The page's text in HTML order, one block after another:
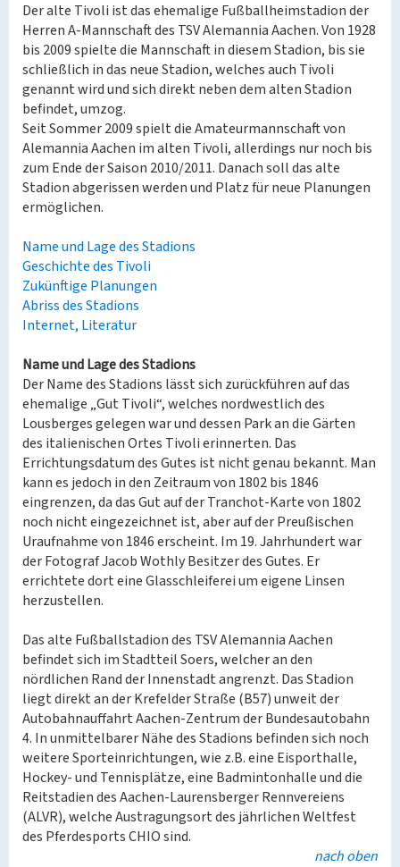
Der alte Tivoli ist das ehemalige Fußballheimstadion der
Herren A-Mannschaft des TSV Alemannia Aachen. Von 1928
bis 2009 spielte die Mannschaft in diesem Stadion, bis sie
schließlich in das neue Stadion, welches auch Tivoli
genannt wird und sich direkt neben dem alten Stadion
befindet, umzog.
Seit Sommer 2009 spielt die Amateurmannschaft von
Alemannia Aachen im alten Tivoli, allerdings nur noch bis
zum Ende der Saison 2010/2011. Danach soll das alte
Stadion abgerissen werden und Platz für neue Planungen
ermöglichen.
Name und Lage des Stadions
Geschichte des Tivoli
Zukünftige Planungen
Abriss des Stadions
Internet, Literatur
Name und Lage des Stadions
Der Name des Stadions lässt sich zurückführen auf das
ehemalige „Gut Tivoli“, welches nordwestlich des
Lousberges gelegen war und dessen Park an die Gärten
des italienischen Ortes Tivoli erinnerten. Das
Errichtungsdatum des Gutes ist nicht genau bekannt. Man
kann es jedoch in den Zeitraum von 1802 bis 1846
eingrenzen, da das Gut auf der Tranchot-Karte von 1802
noch nicht eingezeichnet ist, aber auf der Preußischen
Uraufnahme von 1846 erscheint. Im 19. Jahrhundert war
der Fotograf Jacob Wothly Besitzer des Gutes. Er
errichtete dort eine Glasschleiferei um eigene Linsen
herzustellen.
Das alte Fußballstadion des TSV Alemannia Aachen
befindet sich im Stadtteil Soers, welcher an den
nördlichen Rand der Innenstadt angrenzt. Das Stadion
liegt direkt an der Krefelder Straße (B57) unweit der
Autobahnauffahrt Aachen-Zentrum der Bundesautobahn
4. In unmittelbarer Nähe des Stadions befinden sich noch
weitere Sporteinrichtungen, wie z.B. eine Eisporthalle,
Hockey- und Tennisplätze, eine Badmintonhalle und die
Reitstadien des Aachen-Laurensberger Rennvereiens
(ALVR), welche Austragungsort des jährlichen Weltfest
des Pferdesports CHIO sind.
nach oben